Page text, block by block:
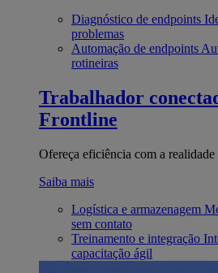
Diagnóstico de endpoints
problemas
Automação de endpoints
rotineiras
Trabalhador
Frontline
Ofereça eficiência com a
Saiba mais
Logística e armazenagem
sem contato
Treinamento e integração
capacitação ágil